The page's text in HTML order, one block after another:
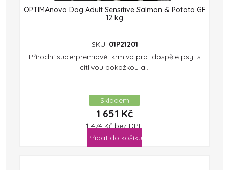
OPTIMAnova Dog Adult Sensitive Salmon & Potato GF
12 kg
SKU: 01P21201
Přírodní superprémiové krmivo pro dospělé psy s
citlivou pokožkou a...
Skladem
1 651 Kč
1 474 Kč bez DPH
Přidat do košíku